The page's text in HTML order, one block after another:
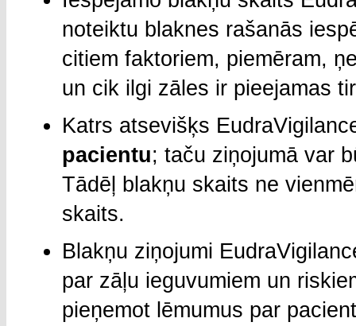
noteiktu blaknes rašanās
citiem faktoriem, piemēram,
un cik ilgi zāles ir pieejamas
Katrs atsevišķs
pacientu; taču ziņojumā var
Tādēļ blakņu skaits ne
skaits.
Blakņu ziņojumi
par zāļu ieguvumiem un
pieņemot lēmumus par